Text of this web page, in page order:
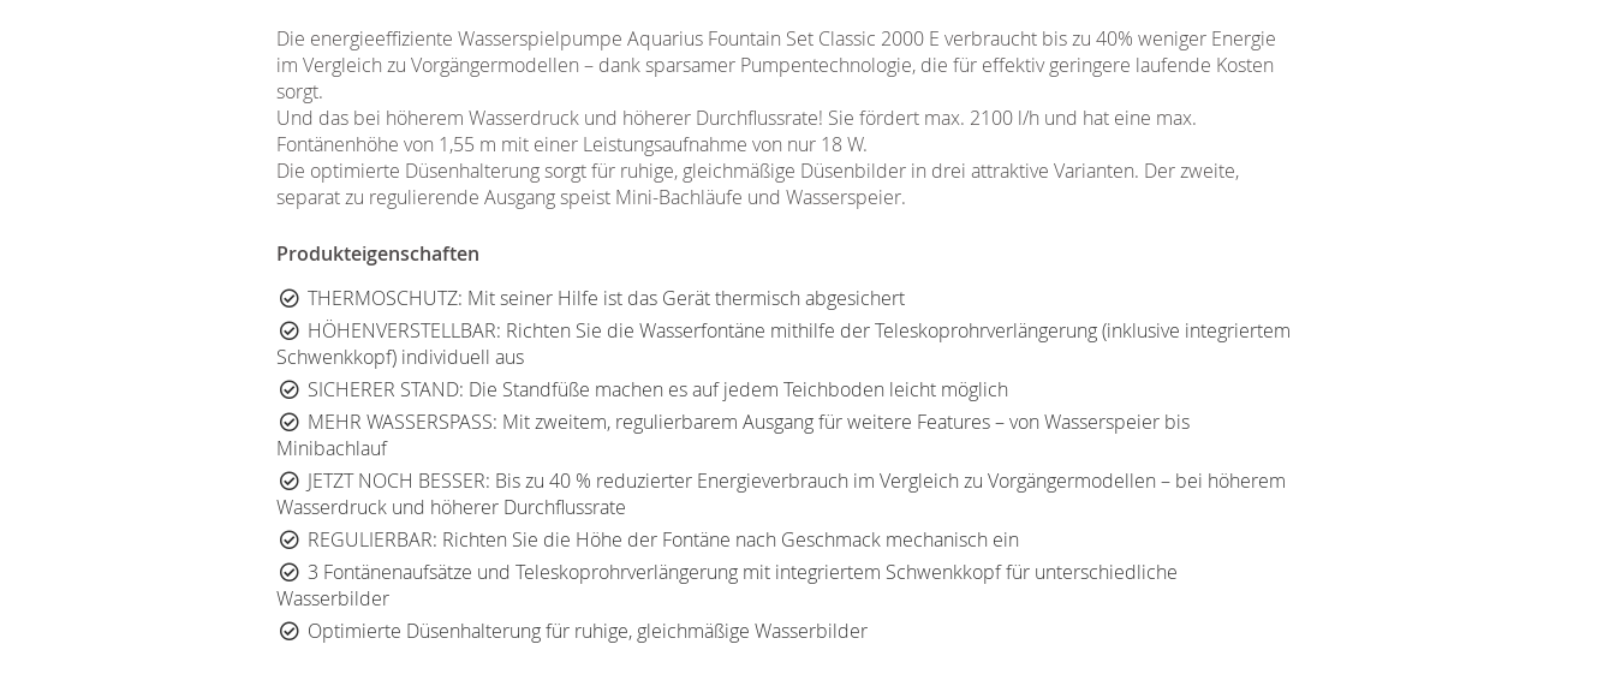
Die energieeffiziente Wasserspielpumpe Aquarius Fountain Set Classic 2000 E verbraucht bis zu 40% weniger Energie
im Vergleich zu Vorgängermodellen – dank sparsamer Pumpentechnologie, die für effektiv geringere laufende Kosten
sorgt.
Und das bei höherem Wasserdruck und höherer Durchflussrate! Sie fördert max. 2100 l/h und hat eine max.
Fontänenhöhe von 1,55 m mit einer Leistungsaufnahme von nur 18 W.
Die optimierte Düsenhalterung sorgt für ruhige, gleichmäßige Düsenbilder in drei attraktive Varianten. Der zweite,
separat zu regulierende Ausgang speist Mini-Bachläufe und Wasserspeier.
Produkteigenschaften
THERMOSCHUTZ​​: Mit seiner Hilfe ist das Gerät thermisch abgesichert
HÖHENVERSTELLBAR​​: Richten Sie die Wasserfontäne mithilfe der Teleskoprohrverlängerung (inklusive integriertem
Schwenkkopf) individuell aus
SICHERER STAND​​: Die Standfüße machen es auf jedem Teichboden leicht möglich
MEHR WASSERSPASS​​: Mit zweitem, regulierbarem Ausgang für weitere Features – von Wasserspeier bis
Minibachlauf
JETZT NOCH BESSER​​: Bis zu 40 % reduzierter Energieverbrauch im Vergleich zu Vorgängermodellen – bei höherem
Wasserdruck und höherer Durchflussrate
REGULIERBAR​​: Richten Sie die Höhe der Fontäne nach Geschmack mechanisch ein
3 Fontänenaufsätze und Teleskoprohrverlängerung mit integriertem Schwenkkopf für unterschiedliche
Wasserbilder
Optimierte Düsenhalterung für ruhige, gleichmäßige Wasserbilder